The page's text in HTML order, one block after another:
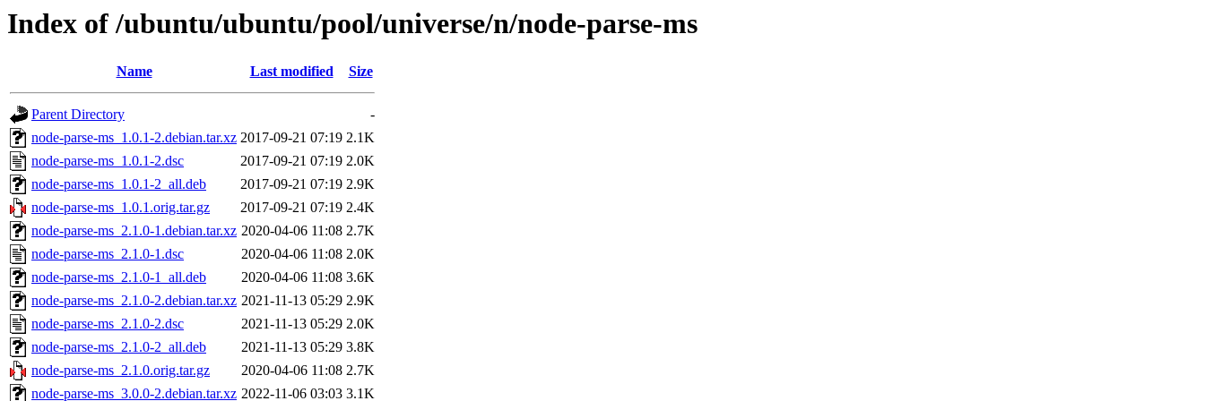
Index of /ubuntu/ubuntu/pool/universe/n/node-parse-ms
Name Last modified Size
Parent Directory
-
node-parse-ms_1.0.1-2.debian.tar.xz 2017-09-21 07:19 2.1K
node-parse-ms_1.0.1-2.dsc
2017-09-21 07:19 2.0K
node-parse-ms_1.0.1-2_all.deb
2017-09-21 07:19 2.9K
node-parse-ms_1.0.1.orig.tar.gz
2017-09-21 07:19 2.4K
node-parse-ms_2.1.0-1.debian.tar.xz 2020-04-06 11:08 2.7K
node-parse-ms_2.1.0-1.dsc
2020-04-06 11:08 2.0K
node-parse-ms_2.1.0-1_all.deb
2020-04-06 11:08 3.6K
node-parse-ms_2.1.0-2.debian.tar.xz 2021-11-13 05:29 2.9K
node-parse-ms_2.1.0-2.dsc
2021-11-13 05:29 2.0K
node-parse-ms_2.1.0-2_all.deb
2021-11-13 05:29 3.8K
node-parse-ms_2.1.0.orig.tar.gz
2020-04-06 11:08 2.7K
node-parse-ms_3.0.0-2.debian.tar.xz 2022-11-06 03:03 3.1K